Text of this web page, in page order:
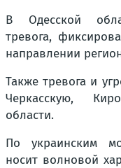
В Одесской
тревога,
направлении
Также тревога и
Черкасскую,
области.
По украинским
носит волновой